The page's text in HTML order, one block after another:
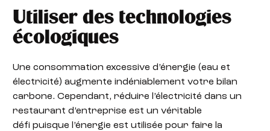
Utiliser des technologies
écologiques
Une consommation excessive d’énergie (eau et
électricité) augmente indéniablement votre bilan
carbone. Cependant, réduire l’électricité dans un
restaurant d’entreprise est un véritable
défi puisque l’énergie est utilisée pour faire la